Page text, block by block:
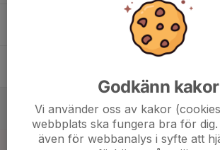
Godkänn kakor
Vi använder oss av kakor
webbplats ska fungera bra för dig.
även för webbanalys i syfte att